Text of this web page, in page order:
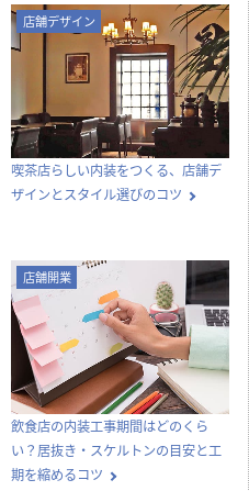
店舗デザイン
喫茶店らしい内装をつくる、店舗デ
ザインとスタイル選びのコツ
店舗開業
飲食店の内装工事期間はどのくら
い？居抜き・スケルトンの目安と工
期を縮めるコツ